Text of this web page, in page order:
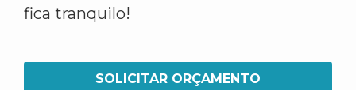
fica tranquilo!
SOLICITAR ORÇAMENTO